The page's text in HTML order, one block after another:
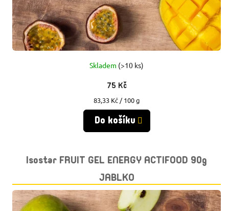
K
T
U
K
T
Skladem (>10 ks)
75 Kč
Měrná
cena:
83,33 Kč / 100 g
Do košíku
Isostar FRUIT GEL ENERGY ACTIFOOD 90g
JABLKO